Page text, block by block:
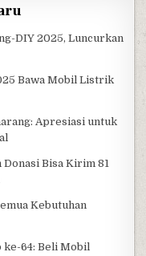
DIY 2025, Luncurkan
Bawa Mobil Listrik
Apresiasi untuk
Donasi Bisa Kirim 81
Kebutuhan
ke-64: Beli Mobil